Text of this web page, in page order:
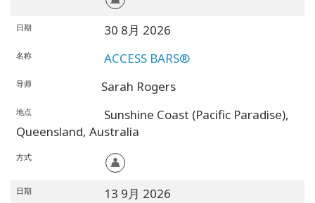
日期 30 8月 2026
名称 ACCESS BARS®
导师 Sarah Rogers
地点
Sunshine Coast (Pacific Paradise),
Queensland, Australia
方式
日期 13 9月 2026